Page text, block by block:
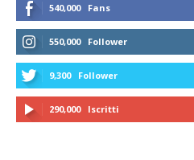
540,000 Fans
550,000 Follower
9,300 Follower
290,000 Iscritti